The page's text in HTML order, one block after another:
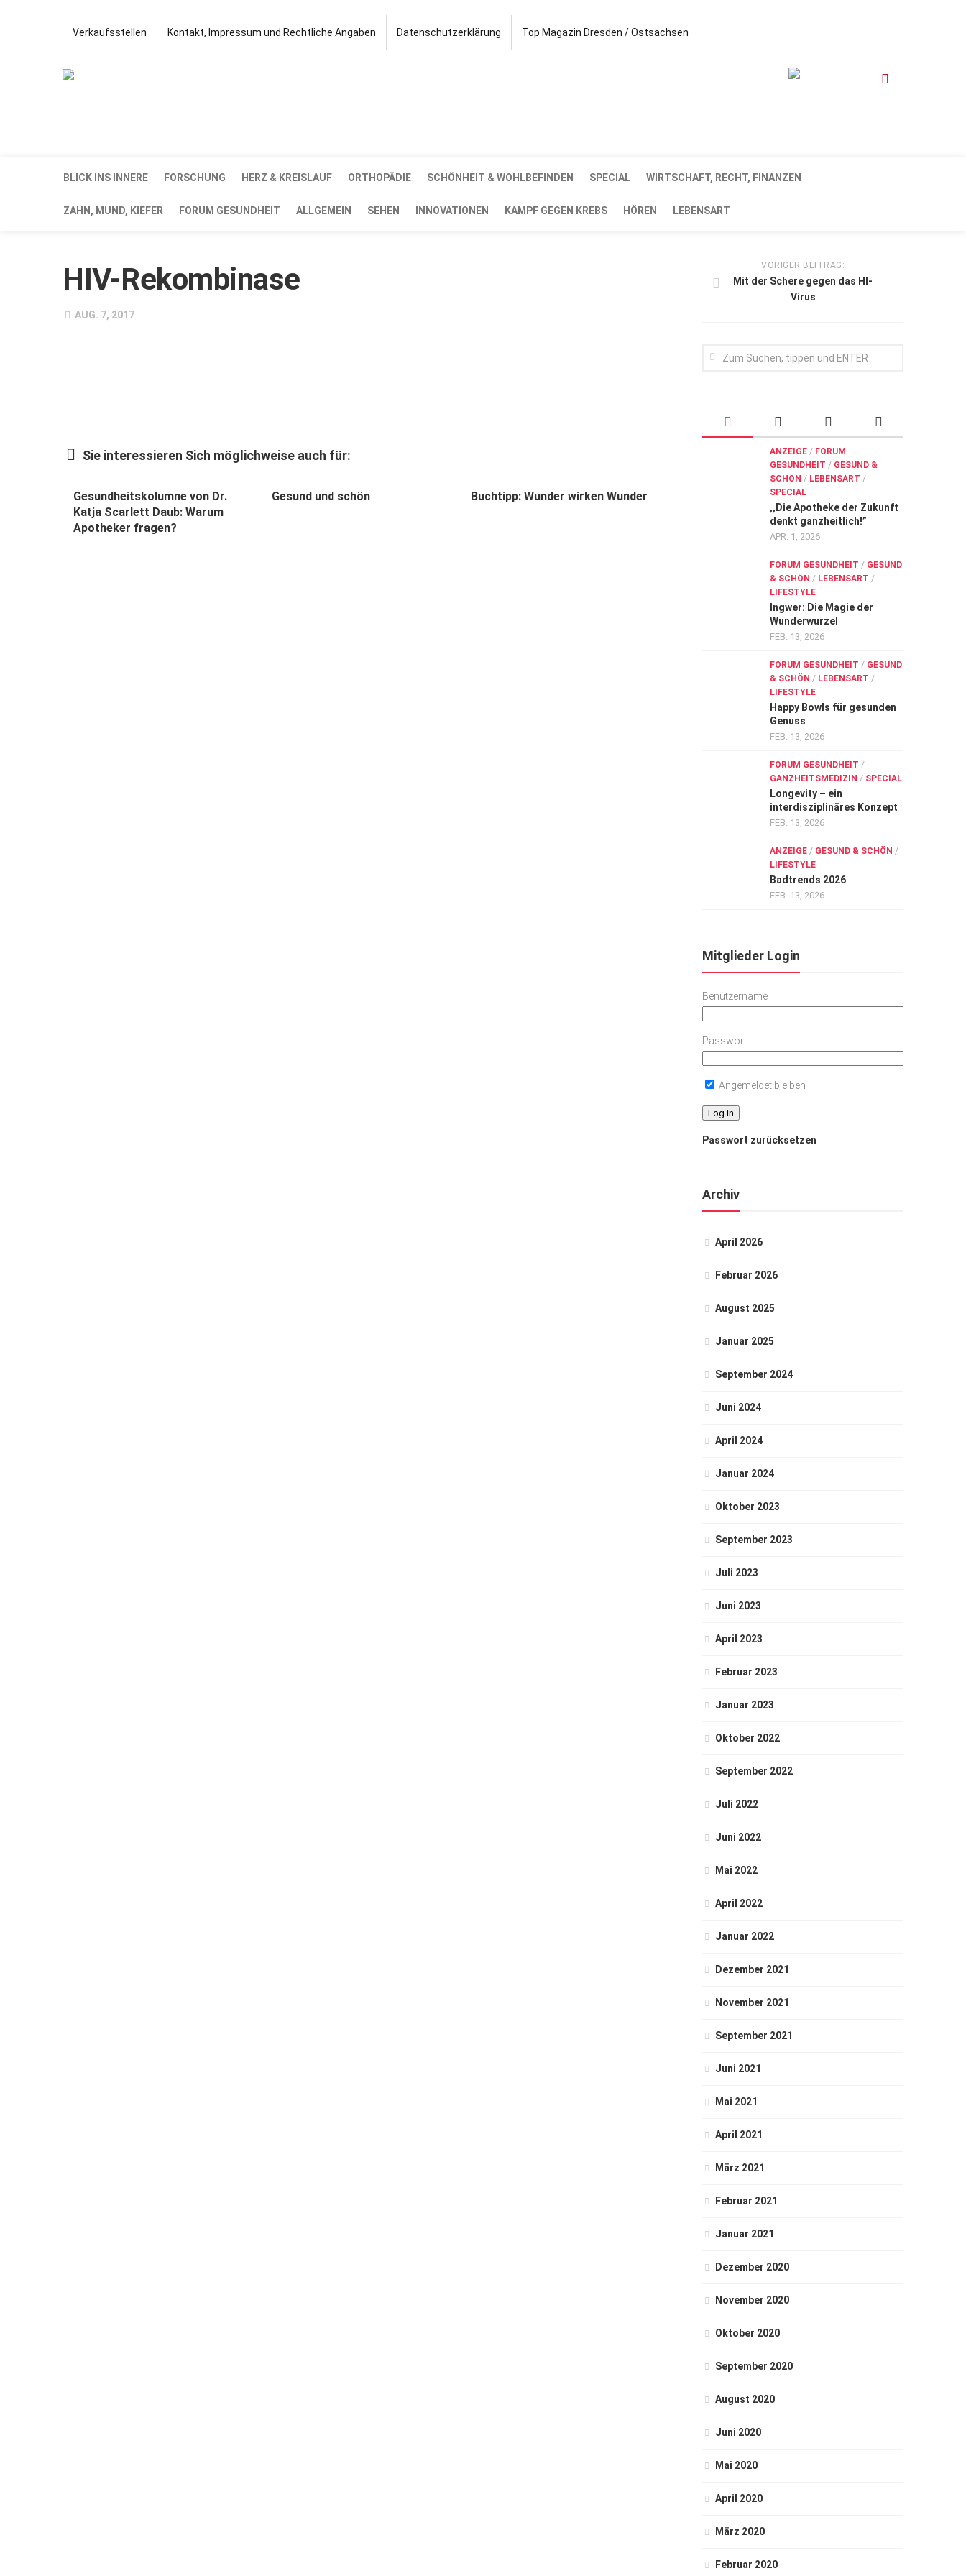
Verkaufsstellen Kontakt, Impressum und Rechtliche Angaben Datenschutzerklärung Top Magazin Dresden / Ostsachsen
BLICK INS INNERE FORSCHUNG HERZ & KREISLAUF ORTHOPÄDIE SCHÖNHEIT & WOHLBEFINDEN SPECIAL WIRTSCHAFT, RECHT, FINANZEN
ZAHN, MUND, KIEFER FORUM GESUNDHEIT ALLGEMEIN SEHEN INNOVATIONEN KAMPF GEGEN KREBS HÖREN LEBENSART
HIV-Rekombinase
AUG. 7, 2017
Sie interessieren Sich möglichweise auch für:
Gesundheitskolumne von Dr.
Katja Scarlett Daub: Warum
Apotheker fragen?
Gesund und schön Buchtipp: Wunder wirken Wunder
VORIGER BEITRAG:
Mit der Schere gegen das HI-
Virus
ANZEIGE / FORUM
GESUNDHEIT / GESUND &
SCHÖN / LEBENSART /
SPECIAL
,,Die Apotheke der Zukunft
denkt ganzheitlich!”
APR. 1, 2026
FORUM GESUNDHEIT / GESUND
& SCHÖN / LEBENSART /
LIFESTYLE
Ingwer: Die Magie der
Wunderwurzel
FEB. 13, 2026
FORUM GESUNDHEIT / GESUND
& SCHÖN / LEBENSART /
LIFESTYLE
Happy Bowls für gesunden
Genuss
FEB. 13, 2026
FORUM GESUNDHEIT /
GANZHEITSMEDIZIN / SPECIAL
Longevity – ein
interdisziplinäres Konzept
FEB. 13, 2026
ANZEIGE / GESUND & SCHÖN /
LIFESTYLE
Badtrends 2026
FEB. 13, 2026
Mitglieder Login
Benutzername
Passwort
Angemeldet bleiben
Passwort zurücksetzen
Archiv
April 2026
Februar 2026
August 2025
Januar 2025
September 2024
Juni 2024
April 2024
Januar 2024
Oktober 2023
September 2023
Juli 2023
Juni 2023
April 2023
Februar 2023
Januar 2023
Oktober 2022
September 2022
Juli 2022
Juni 2022
Mai 2022
April 2022
Januar 2022
Dezember 2021
November 2021
September 2021
Juni 2021
Mai 2021
April 2021
März 2021
Februar 2021
Januar 2021
Dezember 2020
November 2020
Oktober 2020
September 2020
August 2020
Juni 2020
Mai 2020
April 2020
März 2020
Februar 2020